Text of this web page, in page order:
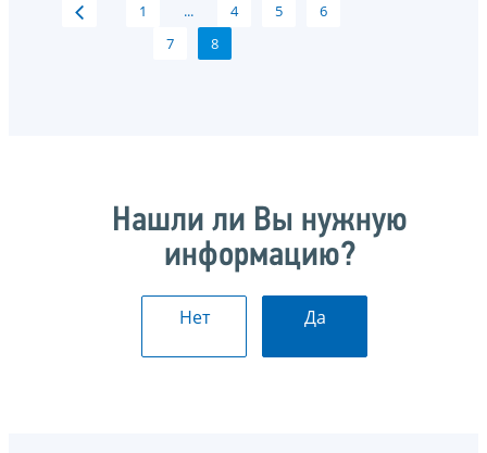
1 ... 4 5
6
7
8
Нашли ли Вы нужную
информацию?
Нет Да